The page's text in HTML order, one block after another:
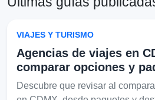
VIAJES Y TURISMO
Agencias de viajes en
comparar opciones y
Descubre que revisar al